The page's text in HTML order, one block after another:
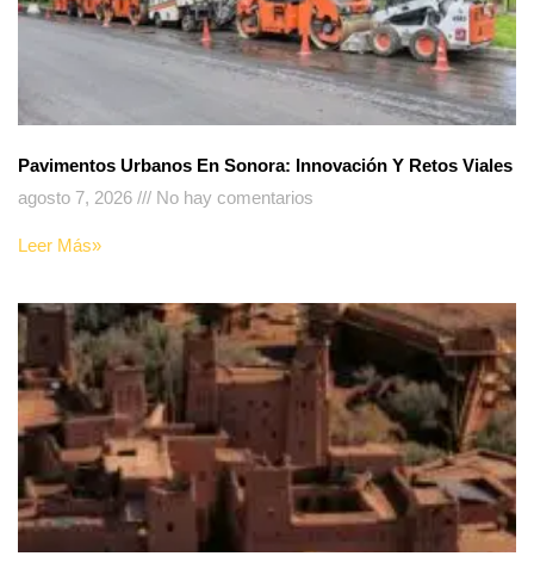
Pavimentos Urbanos En Sonora: Innovación Y Retos Viales
agosto 7, 2026
No hay comentarios
Leer Más»